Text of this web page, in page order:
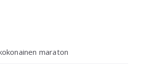
maraton